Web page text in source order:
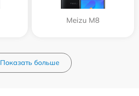
Meizu M8
Показать больше